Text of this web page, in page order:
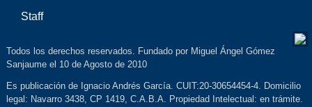
Staff
Todos los derechos reservados. Fundado por Miguel Ángel Gómez
Sanjaume el 10 de Agosto de 2010
Es publicación de Ignacio Andrés García. CUIT:20-30654454-4. Domicilio
legal: Navarro 3438, CP 1419, C.A.B.A. Propiedad Intelectual: en trámite.